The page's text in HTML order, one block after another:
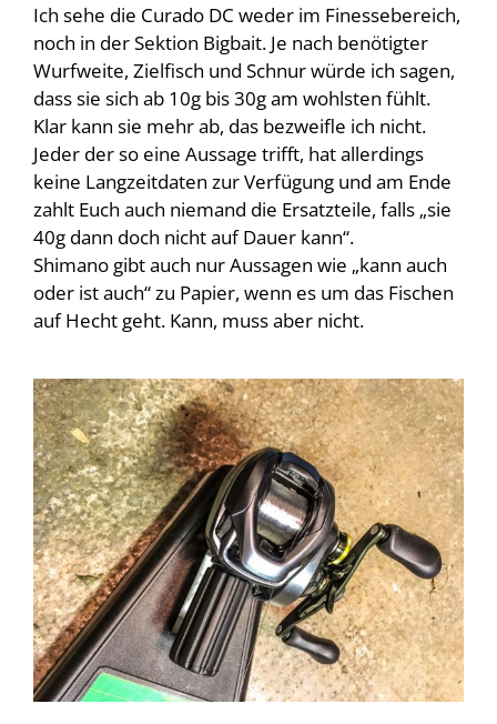
Ich sehe die Curado DC weder im Finessebereich,
noch in der Sektion Bigbait. Je nach benötigter
Wurfweite, Zielfisch und Schnur würde ich sagen,
dass sie sich ab 10g bis 30g am wohlsten fühlt.
Klar kann sie mehr ab, das bezweifle ich nicht.
Jeder der so eine Aussage trifft, hat allerdings
keine Langzeitdaten zur Verfügung und am Ende
zahlt Euch auch niemand die Ersatzteile, falls „sie
40g dann doch nicht auf Dauer kann“.
Shimano gibt auch nur Aussagen wie „kann auch
oder ist auch“ zu Papier, wenn es um das Fischen
auf Hecht geht. Kann, muss aber nicht.